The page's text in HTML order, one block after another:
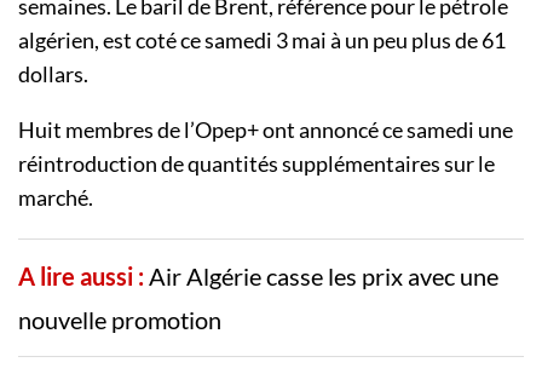
semaines. Le baril de Brent, référence pour le pétrole
algérien, est coté ce samedi 3 mai à un peu plus de 61
dollars.
Huit membres de l’Opep+ ont annoncé ce samedi une
réintroduction de quantités supplémentaires sur le
marché.
A lire aussi : Air Algérie casse les prix avec une
nouvelle promotion